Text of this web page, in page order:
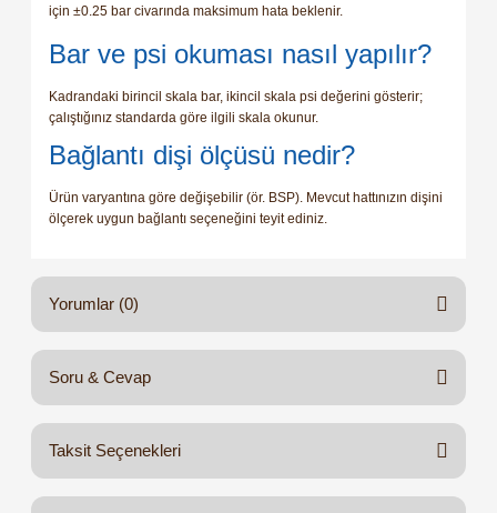
için ±0.25 bar civarında maksimum hata beklenir.
Bar ve psi okuması nasıl yapılır?
Kadrandaki birincil skala bar, ikincil skala psi değerini gösterir;
çalıştığınız standarda göre ilgili skala okunur.
Bağlantı dişi ölçüsü nedir?
Ürün varyantına göre değişebilir (ör. BSP). Mevcut hattınızın dişini
ölçerek uygun bağlantı seçeneğini teyit ediniz.
Yorumlar (0)
Bu ürüne ilk yorumu siz yapın!
Soru & Cevap
Ürün hakkında henüz soru sorulmamış.
Taksit Seçenekleri